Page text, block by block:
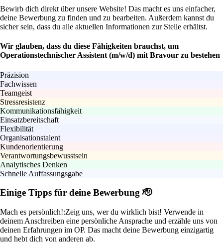
Bewirb dich direkt über unsere Website! Das macht es uns einfacher,
deine Bewerbung zu finden und zu bearbeiten. Außerdem kannst du
sicher sein, dass du alle aktuellen Informationen zur Stelle erhältst.
Wir glauben, dass du diese Fähigkeiten brauchst, um
Operationstechnischer Assistent (m/w/d) mit Bravour zu bestehen
Präzision
Fachwissen
Teamgeist
Stressresistenz
Kommunikationsfähigkeit
Einsatzbereitschaft
Flexibilität
Organisationstalent
Kundenorientierung
Verantwortungsbewusstsein
Analytisches Denken
Schnelle Auffassungsgabe
Einige Tipps für deine Bewerbung 🫡
Mach es persönlich!:Zeig uns, wer du wirklich bist! Verwende in
deinem Anschreiben eine persönliche Ansprache und erzähle uns von
deinen Erfahrungen im OP. Das macht deine Bewerbung einzigartig
und hebt dich von anderen ab.